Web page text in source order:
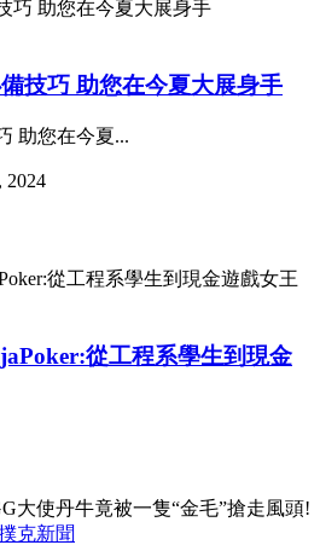
技巧 助您在今夏大展身手
助您在今夏...
2024
從工程系學生到現金
克新聞